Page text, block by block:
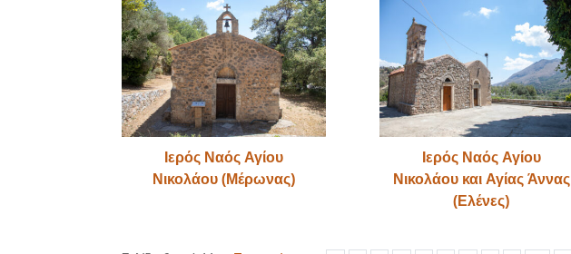
Ιερός Ναός Αγίου
Νικολάου (Μέρωνας)
Ιερός Ναός Αγίου
Νικολάου και Αγίας Άννας
(Ελένες)